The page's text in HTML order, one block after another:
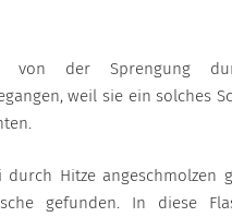
von der Sprengung
weil sie ein solches
Hitze angeschmolzen
gefunden. In diese